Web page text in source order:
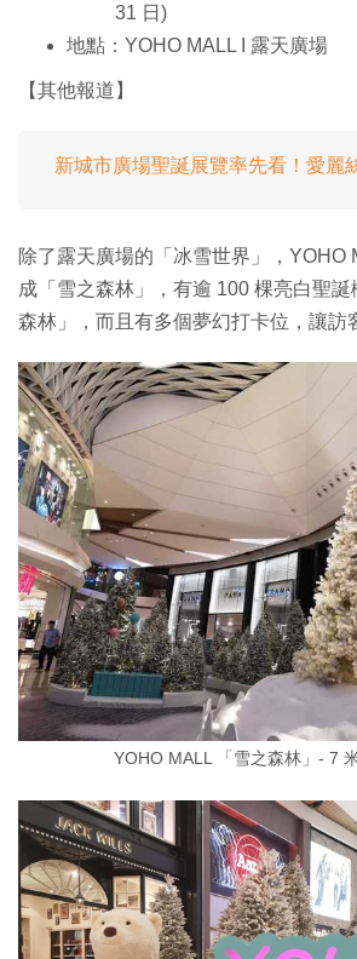
31 日)
地點：YOHO MALL I 露天廣場
【其他報道】
新城市廣場聖誕展覽率先看！愛麗
除了露天廣場的「冰雪世界」，YOHO
成「雪之森林」，有逾 100 棵亮白聖
森林」，而且有多個夢幻打卡位，讓訪
YOHO MALL 「雪之森林」- 7